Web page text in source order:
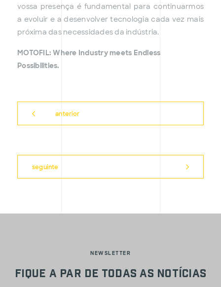
vossa presença é fundamental para continuarmos
a evoluir e a desenvolver tecnologia cada vez mais
próxima das necessidades da indústria.
MOTOFIL: Where Industry meets Endless
Possibilities.
anterior
seguinte
NEWSLETTER
Fique a par de todas as notícias